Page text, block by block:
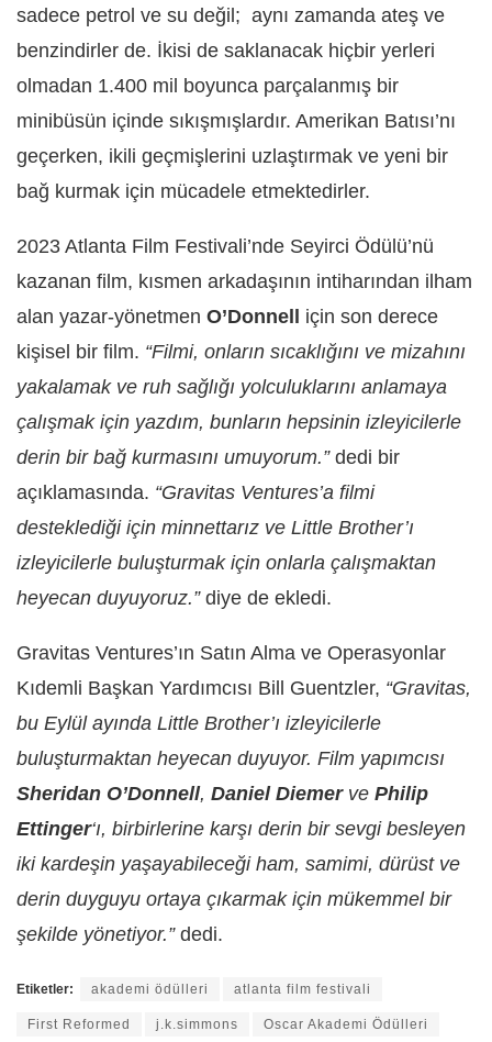
sadece petrol ve su değil; aynı zamanda ateş ve
benzindirler de. İkisi de saklanacak hiçbir yerleri
olmadan 1.400 mil boyunca parçalanmış bir
minibüsün içinde sıkışmışlardır. Amerikan Batısı’nı
geçerken, ikili geçmişlerini uzlaştırmak ve yeni bir
bağ kurmak için mücadele etmektedirler.
2023 Atlanta Film Festivali’nde Seyirci Ödülü’nü
kazanan film, kısmen arkadaşının intiharından ilham
alan yazar-yönetmen O’Donnell
için son derece
kişisel bir film. “Filmi, onların sıcaklığını ve mizahını
yakalamak ve ruh sağlığı yolculuklarını anlamaya
çalışmak için yazdım, bunların hepsinin izleyicilerle
derin bir bağ kurmasını umuyorum.”dedi bir
açıklamasında. “Gravitas Ventures’a filmi
desteklediği için minnettarız ve Little Brother’ı
izleyicilerle buluşturmak için onlarla çalışmaktan
heyecan duyuyoruz.” diye de ekledi.
Gravitas Ventures’ın Satın Alma ve Operasyonlar
Kıdemli Başkan Yardımcısı Bill Guentzler, “Gravitas,
bu Eylül ayında Little Brother’ı izleyicilerle
buluşturmaktan heyecan duyuyor. Film yapımcısı
Sheridan O’Donnell, Daniel Diemerve Philip
Ettinger‘ı, birbirlerine karşı derin bir sevgi besleyen
iki kardeşin yaşayabileceği ham, samimi, dürüst ve
derin duyguyu ortaya çıkarmak için mükemmel bir
şekilde yönetiyor.” dedi.
Etiketler: akademi ödülleri atlanta film festivali
First Reformed j.k.simmons Oscar Akademi Ödülleri